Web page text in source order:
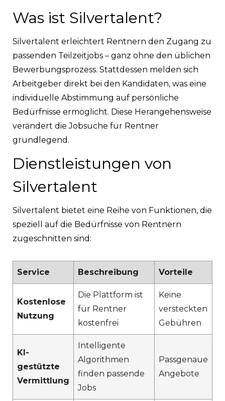
Was ist Silvertalent?
Silvertalent erleichtert Rentnern den Zugang zu
passenden Teilzeitjobs – ganz ohne den üblichen
Bewerbungsprozess. Stattdessen melden sich
Arbeitgeber direkt bei den Kandidaten, was eine
individuelle Abstimmung auf persönliche
Bedürfnisse ermöglicht. Diese Herangehensweise
verändert die Jobsuche für Rentner
grundlegend.
Dienstleistungen von
Silvertalent
Silvertalent bietet eine Reihe von Funktionen, die
speziell auf die Bedürfnisse von Rentnern
zugeschnitten sind:
Service Beschreibung Vorteile
Kostenlose
Nutzung
Die Plattform ist
für Rentner
kostenfrei
Keine
versteckten
Gebühren
KI-
gestützte
Vermittlung
Intelligente
Algorithmen
finden passende
Jobs
Passgenaue
Angebote